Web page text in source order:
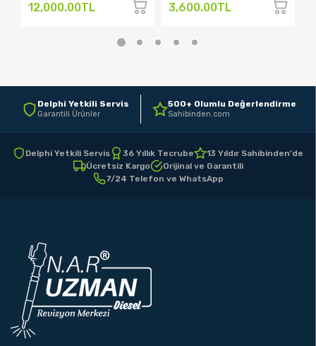
12,000.00TL 3,600.00TL
Delphi Yetkili Servis
Garantili Ürünler
500+ Olumlu Değerlendirme
Sahibinden.com
Delphi Yetkili Servis 36 Yıllık Tecrube
13 Yıldır Sahibinden'de
Ücretsiz Kargo
Orijinal ve Garantili
7/24 Telefon ve WhatsApp